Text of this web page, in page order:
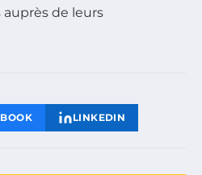
de leurs
LINKEDIN